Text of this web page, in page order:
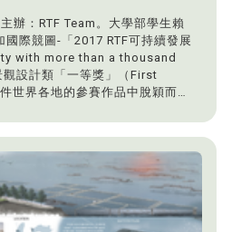
辦：RTF Team。大學部學生賴
國際競圖-「2017 RTF可持續發展
with more than a thousand
設計類「一等獎」（First
世界各地的參賽作品中脫穎而